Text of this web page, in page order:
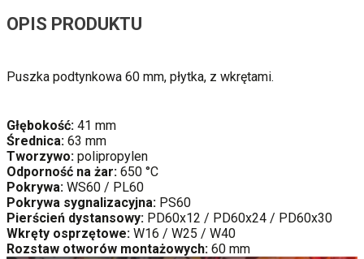
OPIS PRODUKTU
Puszka podtynkowa 60 mm, płytka, z wkrętami.
Głębokość: 41 mm
Średnica: 63 mm
Tworzywo: polipropylen
Odporność na żar: 650 °C
Pokrywa: WS60 / PL60
Pokrywa sygnalizacyjna: PS60
Pierścień dystansowy: PD60x12 / PD60x24 / PD60x30
Wkręty osprzętowe: W16 / W25 / W40
Rozstaw otworów montażowych: 60 mm